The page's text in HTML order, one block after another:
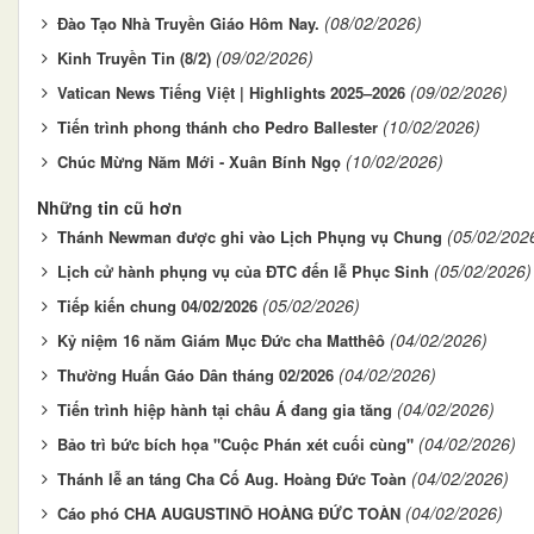
Đào Tạo Nhà Truyền Giáo Hôm Nay. (08/02/2026)
Kinh Truyền Tin (8/2) (09/02/2026)
Vatican News Tiếng Việt | Highlights 2025–2026 (09/02/2026)
Tiến trình phong thánh cho Pedro Ballester (10/02/2026)
Chúc Mừng Năm Mới - Xuân Bính Ngọ (10/02/2026)
Những tin cũ hơn
Thánh Newman được ghi vào Lịch Phụng vụ Chung (05/02/
Lịch cử hành phụng vụ của ĐTC đến lễ Phục Sinh (05/02/2026)
Tiếp kiến chung 04/02/2026 (05/02/2026)
Kỷ niệm 16 năm Giám Mục Đức cha Matthêô (04/02/2026)
Thường Huấn Gáo Dân tháng 02/2026 (04/02/2026)
Tiến trình hiệp hành tại châu Á đang gia tăng (04/02/2026)
Bảo trì bức bích họa "Cuộc Phán xét cuối cùng" (04/02/2026)
Thánh lễ an táng Cha Cố Aug. Hoàng Đức Toàn (04/02/2026)
Cáo phó CHA AUGUSTINÔ HOÀNG ĐỨC TOÀN (04/02/2026)